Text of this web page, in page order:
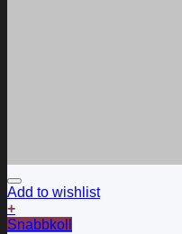
Add to wishlist
+
Snabbkoll